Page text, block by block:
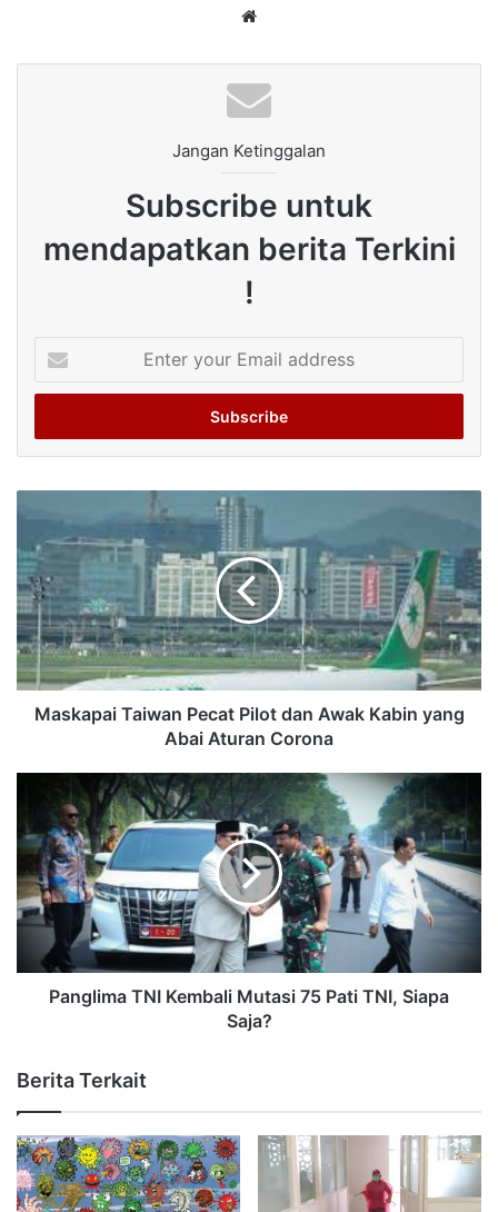
Jangan Ketinggalan
Subscribe untuk
mendapatkan berita Terkini
!
your
Email
Maskapai Taiwan Pecat Pilot dan Awak Kabin yang
Abai Aturan Corona
Panglima TNI Kembali Mutasi 75 Pati TNI, Siapa
Saja?
Berita Terkait